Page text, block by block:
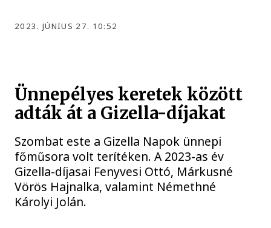
2023. JÚNIUS 27. 10:52
Ünnepélyes keretek között
adták át a Gizella-díjakat
Szombat este a Gizella Napok ünnepi
főműsora volt terítéken. A 2023-as év
Gizella-díjasai Fenyvesi Ottó, Márkusné
Vörös Hajnalka, valamint Némethné
Károlyi Jolán.